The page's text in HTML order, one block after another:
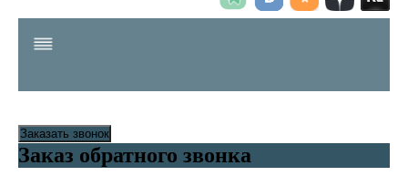
Заказать звонок
Заказ обратного звонка